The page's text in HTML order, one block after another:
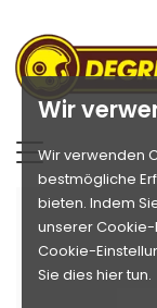
Wir
Wir verwenden
bestmögliche
bieten. Indem
unserer Cookie-
Cookie-
Sie dies hier tun.